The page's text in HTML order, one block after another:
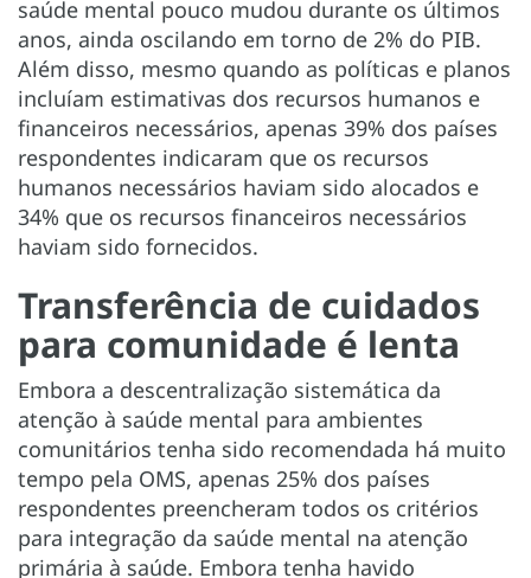
saúde mental pouco mudou durante os últimos
anos, ainda oscilando em torno de 2% do PIB.
Além disso, mesmo quando as políticas e planos
incluíam estimativas dos recursos humanos e
financeiros necessários, apenas 39% dos países
respondentes indicaram que os recursos
humanos necessários haviam sido alocados e
34% que os recursos financeiros necessários
haviam sido fornecidos.
Transferência de cuidados
para comunidade é lenta
Embora a descentralização sistemática da
atenção à saúde mental para ambientes
comunitários tenha sido recomendada há muito
tempo pela OMS, apenas 25% dos países
respondentes preencheram todos os critérios
para integração da saúde mental na atenção
primária à saúde. Embora tenha havido